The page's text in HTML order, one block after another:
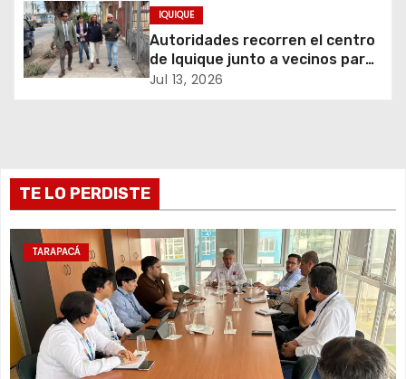
d
e
t
r
a
s
IQUIQUE
Autoridades recorren el centro
de Iquique junto a vecinos para
abordar problemáticas y
Jul 13, 2026
TE LO PERDISTE
TARAPACÁ